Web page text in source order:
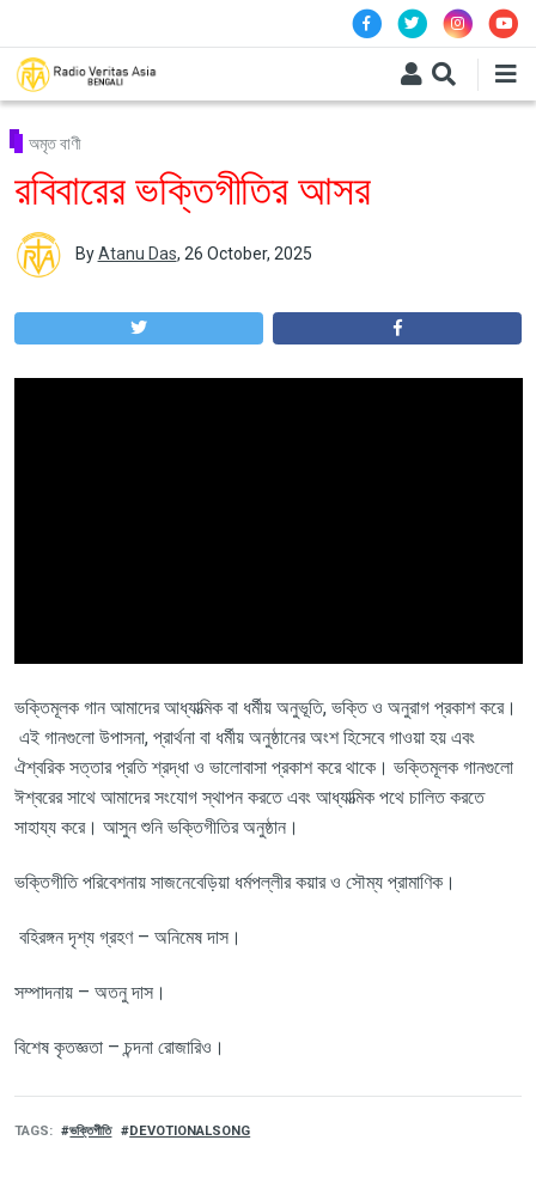
অমৃত বাণী
রবিবারের ভক্তিগীতির আসর
ByAtanu Das, 26 October, 2025
ভক্তিমূলক গান আমাদেরআধ্যাত্মিক বা ধর্মীয় অনুভূতি, ভক্তি ও অনুরাগ প্রকাশ করে।
এই গানগুলো উপাসনা, প্রার্থনা বা ধর্মীয় অনুষ্ঠানের অংশ হিসেবে গাওয়া হয় এবং
ঐশ্বরিক সত্তার প্রতি শ্রদ্ধা ও ভালোবাসা প্রকাশ করেথাকে। ভক্তিমূলক গানগুলো
ঈশ্বরের সাথে আমাদেরসংযোগ স্থাপন করতে এবং আধ্যাত্মিক পথে চালিত করতে
সাহায্য করে। আসুন শুনি ভক্তিগীতির অনুষ্ঠান।
ভক্তিগীতি পরিবেশনায় সাজনেবেড়িয়া ধর্মপল্লীরকয়ারও সৌম্য প্রামাণিক।
বহিরঙ্গন দৃশ্য গ্রহণ – অনিমেষ দাস।
সম্পাদনায় – অতনু দাস।
বিশেষ কৃতজ্ঞতা – চন্দনা রোজারিও।
TAGS ভক্তিগীতি DEVOTIONALSONG